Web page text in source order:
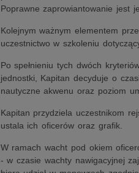
Poprawne zaprowiantowanie jest
Kolejnym ważnym elementem
uczestnictwo w szkoleniu
Po spełnieniu tych dwóch
jednostki, Kapitan decyduje o
nautyczne akwenu oraz poziom
Kapitan przydziela uczestnikom
ustala ich oficerów oraz grafik.
W ramach wacht pod okiem
- w czasie wachty nawigacyjnej